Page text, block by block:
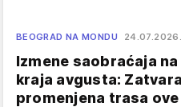
BEOGRAD NA MONDU 24.07.2026.
Izmene saobraćaja
kraja avgusta:
promenjena trasa